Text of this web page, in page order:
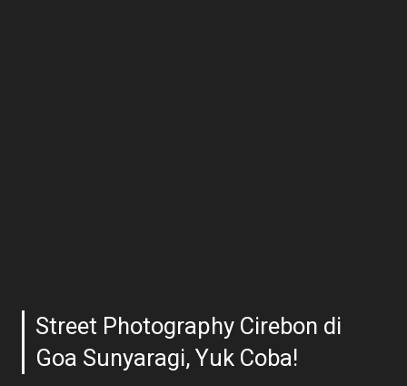
Street Photography Cirebon di
Goa Sunyaragi, Yuk Coba!